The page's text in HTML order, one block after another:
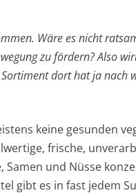
Wäre es nicht
zu fördern? Also
dort hat ja nach
keine gesunden
frische,
und Nüsse
gibt es in fast jedem